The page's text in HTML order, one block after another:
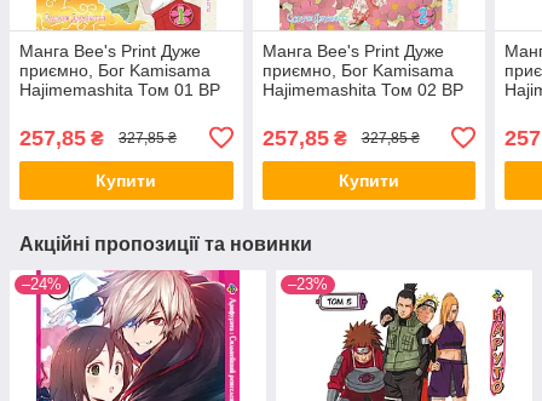
Манга Bee's Print Дуже
приємно, Бог Kamisama
Hajimemashita Том 01 BP
257,85 ₴ 327,85 ₴
Купити
Манга Bee's Print Дуже
приємно, Бог Kamisama
Hajimemashita Том 02 BP
257,85₴ 327,85 ₴
Купити
Акційні пропозиції та новинки
–24% –23%